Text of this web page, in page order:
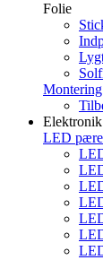
Folie
Montering
LED